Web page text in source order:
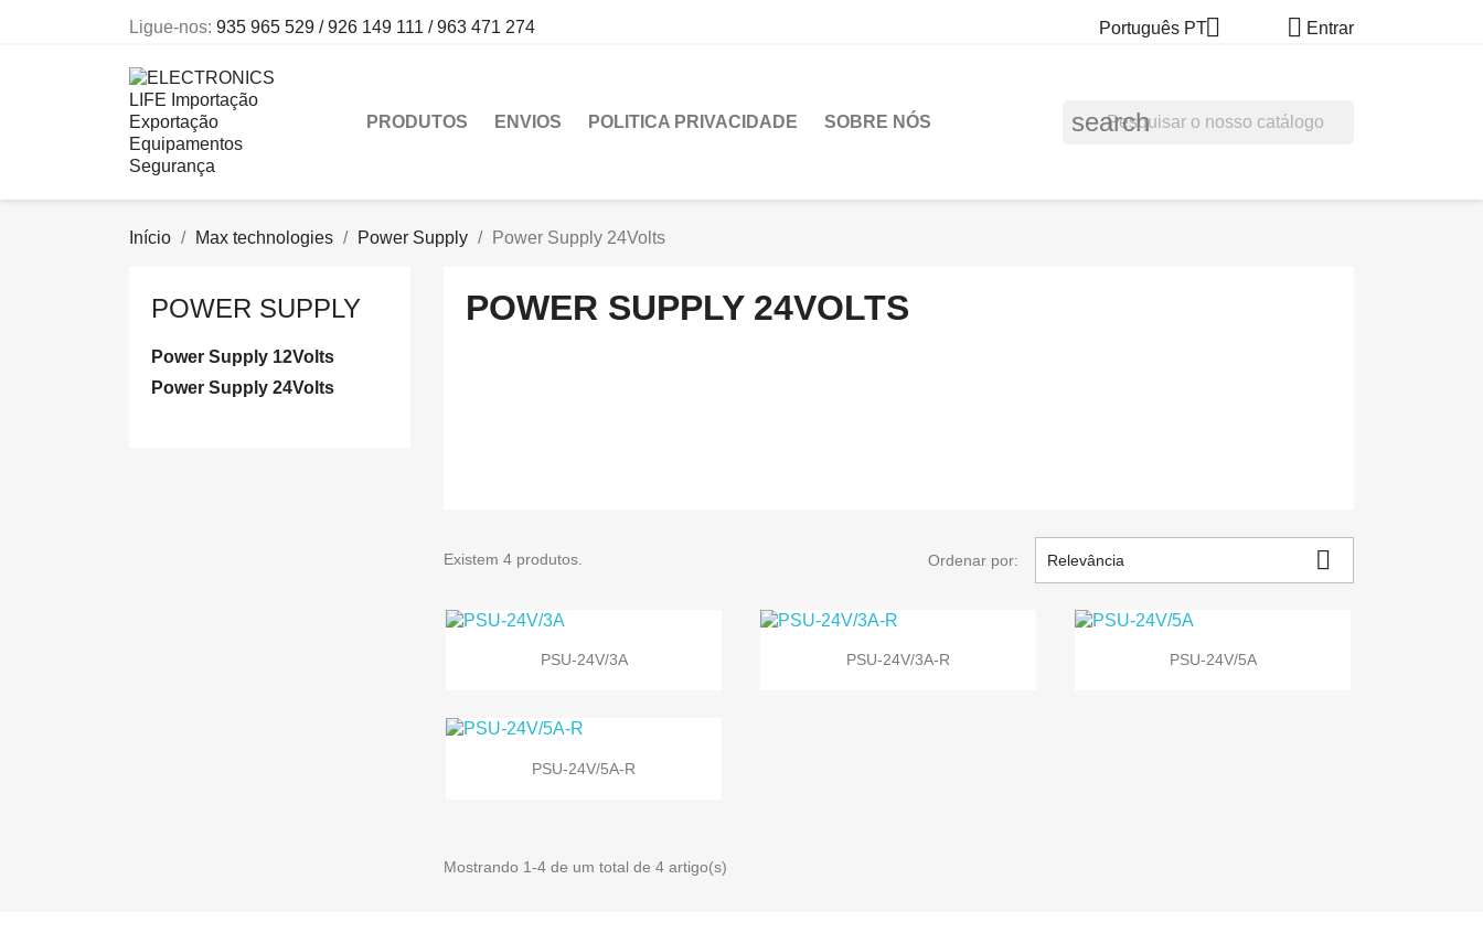
Ligue-nos: 935 965 529 / 926 149 111 / 963 471 274 Português PT  Entrar
PRODUTOS ENVIOS POLITICA PRIVACIDADE SOBRE NÓS search
Início Max technologies Power Supply Power Supply 24Volts
POWER SUPPLY
Power Supply 12Volts
Power Supply 24Volts
POWER SUPPLY 24VOLTS
Existem 4 produtos. Ordenar por: Relevância 
 Vista rápida
PSU-24V/3A  Vista rápida
PSU-24V/3A-R  Vista rápida
PSU-24V/5A
 Vista rápida
PSU-24V/5A-R
Mostrando 1-4 de um total de 4 artigo(s)